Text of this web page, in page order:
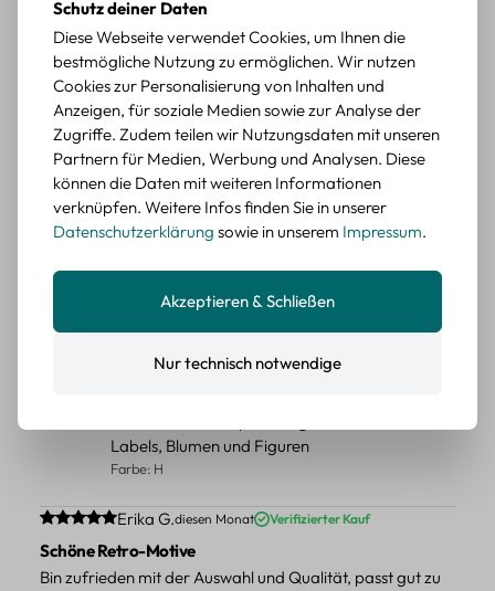
Durchschnittliche Bewertung von 5 von 5 Sternen
Erika G.diesen Monat Verifizierter Kauf
Schöne Motive
Die Sticker passen gut zu meinen Büchern, würde sie
wieder kaufen.
BEWERTETER ARTIKEL
Retro Blumen Sticker Set – 45 Stück mit 15
verschiedene Motive
Farbe: F
Durchschnittliche Bewertung von 5 von 5 Sternen
Erika G.diesen Monat Verifizierter Kauf
Schöne Deko-Teile für meine Bücher, es passt zu meinem
Labels, Blumen und Figuren
Farbe: H
Durchschnittliche Bewertung von 5 von 5 Sternen
Erika G.diesen Monat Verifizierter Kauf
Schöne Retro-Motive
Bin zufrieden mit der Auswahl und Qualität, passt gut zu
Schutz deiner Daten
Diese Webseite verwendet Cookies, um Ihnen die
bestmögliche Nutzung zu ermöglichen. Wir nutzen
Cookies zur Personalisierung von Inhalten und
Anzeigen, für soziale Medien sowie zur Analyse der
Zugriffe. Zudem teilen wir Nutzungsdaten mit unseren
Partnern für Medien, Werbung und Analysen. Diese
können die Daten mit weiteren Informationen
verknüpfen. Weitere Infos finden Sie in unserer
Datenschutzerklärung sowie in unserem Impressum.
Nur technisch notwendige
Akzeptieren & Schließen